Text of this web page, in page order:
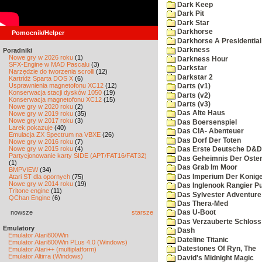
Pomocnik/Helper
Poradniki
Nowe gry w 2026 roku (1)
SFX-Engine w MAD Pascalu (3)
Narzędzie do tworzenia scrolli (12)
Kartridż Sparta DOS X (6)
Usprawnienia magnetofonu XC12 (12)
Konserwacja stacji dysków 1050 (19)
Konserwacja magnetofonu XC12 (15)
Nowe gry w 2020 roku (2)
Nowe gry w 2019 roku (35)
Nowe gry w 2017 roku (3)
Larek pokazuje (40)
Emulacja ZX Spectrum na VBXE (26)
Nowe gry w 2016 roku (7)
Nowe gry w 2015 roku (4)
Partycjonowanie karty SIDE (APT/FAT16/FAT32)
(1)
BMPVIEW(34)
Atari ST dla opornych (75)
Nowe gry w 2014 roku (19)
Tritone engine (11)
QChan Engine (6)
nowsze starsze
Emulatory
Emulator Atari800Win
Emulator Atari800Win PLus 4.0 (Windows)
Emulator Atari++ (multiplatform)
Emulator Altirra (Windows)
Dark Keep
Dark Pit
Dark Star
Darkhorse
Darkhorse A
Darkness
Darkness Hour
Darkstar
Darkstar 2
Darts (v1)
Darts (v2)
Darts (v3)
Das Alte Haus
Das Boersenspiel
Das CIA- Abenteuer
Das Dorf Der Toten
Das Erste Deutsche
Das Geheimnis Der
Das Grab Im Moor
Das Imperium Der
Das Inglenook Rangier
Das Sylvester Adventure
Das Thera-Med
Das U-Boot
Das Verzauberte Schloss
Dash
Dateline Titanic
Datestones Of Ryn, The
David's Midnight Magic